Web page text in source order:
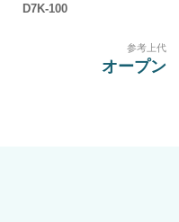
D7K-100
参考上代
オープン